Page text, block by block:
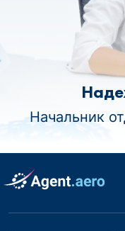
Начальник